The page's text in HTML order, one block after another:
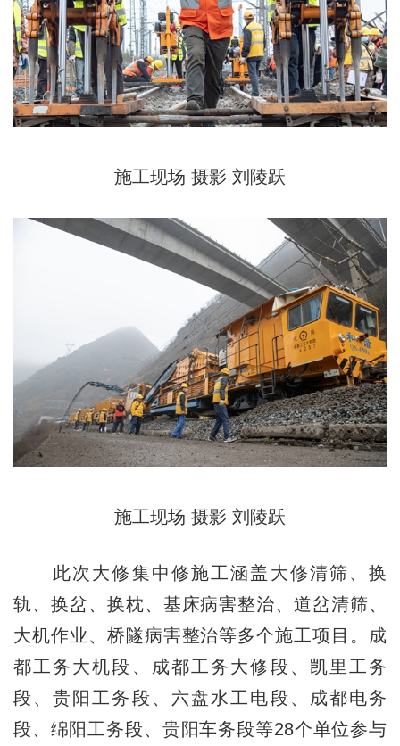
施工现场 摄影 刘陵跃
施工现场 摄影 刘陵跃
此次大修集中修施工涵盖大修清筛、换
轨、换岔、换枕、基床病害整治、道岔清筛、
大机作业、桥隧病害整治等多个施工项目。成
都工务大机段、成都工务大修段、凯里工务
段、贵阳工务段、六盘水工电段、成都电务
段、绵阳工务段、贵阳车务段等28个单位参与